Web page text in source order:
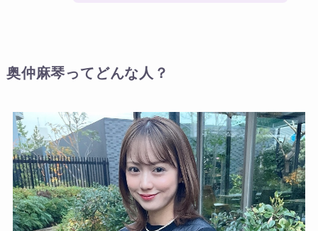
奥仲麻琴ってどんな人？